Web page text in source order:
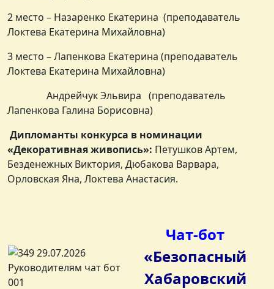
2 место – Назаренко Екатерина (преподаватель
Локтева Екатерина Михайловна)
3 место – Лапенкова Екатерина (преподаватель
Локтева Екатерина Михайловна)
Андрейчук Эльвира (преподаватель
Лапенкова Галина Борисовна)
Дипломанты конкурса в номинации
«Декоративная живопись»: Петушков Артем,
Безденежных Виктория, Дюбакова Варвара,
Орловская Яна, Локтева Анастасия.
Чат-бот
«Безопасный
Хабаровский